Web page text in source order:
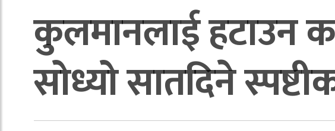
कुलमानलाई हटाउन
सोध्यो सातदिने